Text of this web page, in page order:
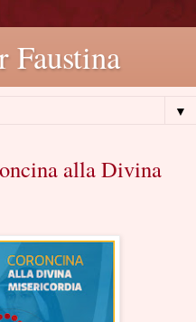
▼
alla Divina